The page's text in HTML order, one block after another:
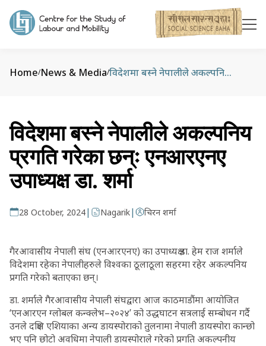
Home/News & Media/ विदेशमा बस्ने नेपालीले अकल्पनिय प्रगति गरेका छन्ः एनआरएनए उपाध्यक्ष डा. शर्मा
विदेशमा बस्ने नेपालीले अकल्पनिय
प्रगति गरेका छन्ः एनआरएनए
उपाध्यक्ष डा. शर्मा
28 October, 2024| Nagarik| चिरन शर्मा
गैरआवासीय नेपाली संघ (एनआरएनए) का उपाध्यक्ष डा. हेम राज शर्माले
विदेशमा रहेका नेपालीहरुले विश्वका ठूलाठूला सहरमा रहेर अकल्पनिय
प्रगति गरेको बताएका छन्।
डा. शर्माले गैरआवासीय नेपाली संघद्वारा आज काठमाडौंमा आयोजित
‘एनआरएन ग्लोबल कन्क्लेभ–२०२४’ को उद्धघाटन सत्रलाई सम्बोधन गर्दै
उनले दक्षिण एशियाका अन्य डायस्पोराको तुलनामा नेपाली डायस्पोरा कान्छो
भए पनि छोटो अवधिमा नेपाली डायस्पोराले गरेको प्रगति अकल्पनीय